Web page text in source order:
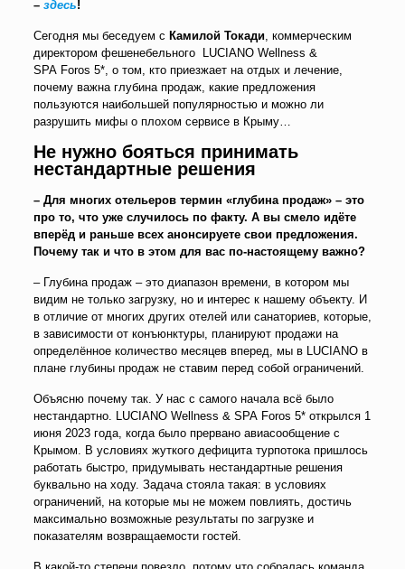
– здесь!
Сегодня мы беседуем с Камилой Токади, коммерческим
директором фешенебельного LUCIANO Wellness &
SPA Foros 5*, о том, кто приезжает на отдых и лечение,
почему важна глубина продаж, какие предложения
пользуются наибольшей популярностью и можно ли
разрушить мифы о плохом сервисе в Крыму…
Не нужно бояться принимать
нестандартные решения
– Для многих отельеров термин «глубина продаж» – это
про то, что уже случилось по факту. А вы смело идёте
вперёд и раньше всех анонсируете свои предложения.
Почему так и что в этом для вас по-настоящему важно?
– Глубина продаж – это диапазон времени, в котором мы
видим не только загрузку, но и интерес к нашему объекту. И
в отличие от многих других отелей или санаториев, которые,
в зависимости от конъюнктуры, планируют продажи на
определённое количество месяцев вперед, мы в LUCIANO в
плане глубины продаж не ставим перед собой ограничений.
Объясню почему так. У нас с самого начала всё было
нестандартно. LUCIANO Wellness & SPA Foros 5* открылся 1
июня 2023 года, когда было прервано авиасообщение с
Крымом. В условиях жуткого дефицита турпотока пришлось
работать быстро, придумывать нестандартные решения
буквально на ходу. Задача стояла такая: в условиях
ограничений, на которые мы не можем повлиять, достичь
максимально возможные результаты по загрузке и
показателям возвращаемости гостей.